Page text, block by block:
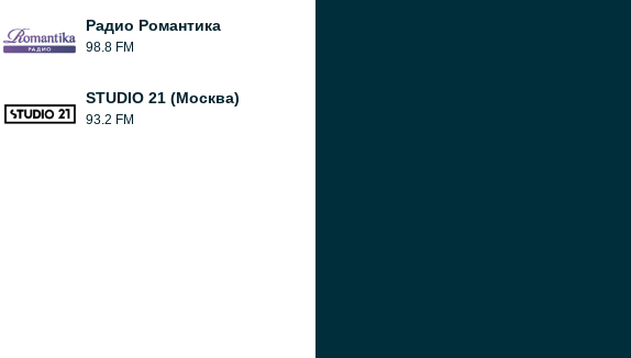
Радио Романтика
98.8 FM
STUDIO 21 (Москва)
93.2 FM